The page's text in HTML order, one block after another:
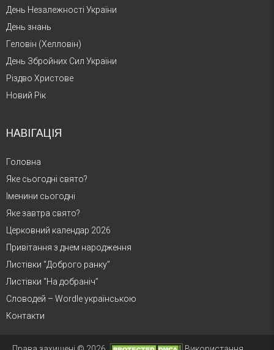
День Незалежності України
День знань
Геловін (Хелловін)
День Збройних Сил України
Різдво Христове
Новий Рік
НАВІГАЦІЯ
Головна
Яке сьогодні свято?
Іменини сьогодні
Яке завтра свято?
Церковний календар 2026
Привітання з днем народження
Листівки “Доброго ранку”
Листівки “На добраніч”
Словодей – Wordle українською
Контакти